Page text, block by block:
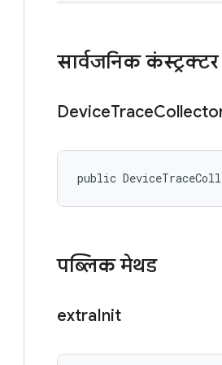
सार्वजनिक कंस्ट्रक्टर
DeviceTrace
public
पब्लिक मेथड
extraInit